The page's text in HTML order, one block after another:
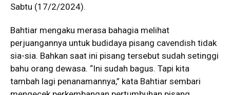
Sabtu (17/2/2024).
Bahtiar mengaku merasa bahagia melihat
perjuangannya untuk budidaya pisang cavendish tidak
sia-sia. Bahkan saat ini pisang tersebut sudah setinggi
bahu orang dewasa. “Ini sudah bagus. Tapi kita
tambah lagi penanamannya,” kata Bahtiar sembari